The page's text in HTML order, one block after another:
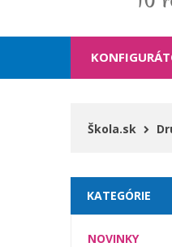
Škola.sk
KATEGÓRIE
NOVINKY